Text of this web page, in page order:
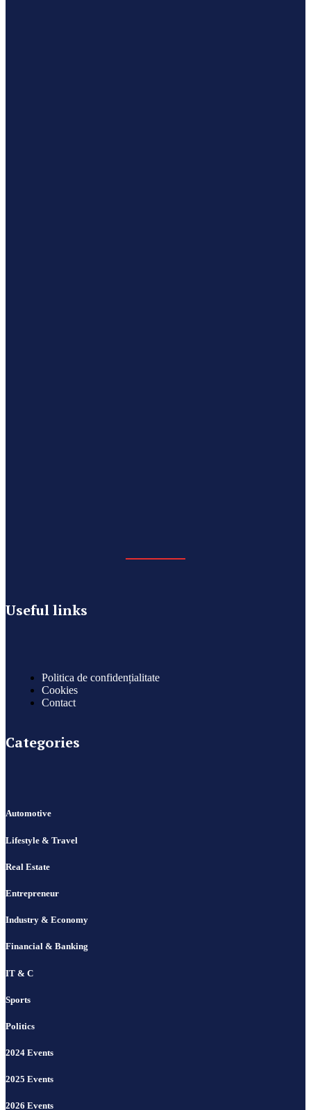
Useful links
Politica de confidențialitate
Cookies
Contact
Categories
Automotive
Lifestyle & Travel
Real Estate
Entrepreneur
Industry & Economy
Financial & Banking
IT & C
Sports
Politics
2024 Events
2025 Events
2026 Events